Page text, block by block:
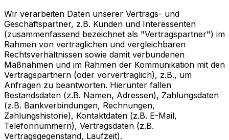
Wir verarbeiten Daten unserer Vertrags- und
Geschäftspartner, z.B. Kunden und Interessenten
(zusammenfassend bezeichnet als "Vertragspartner") im
Rahmen von vertraglichen und vergleichbaren
Rechtsverhältnissen sowie damit verbundenen
Maßnahmen und im Rahmen der Kommunikation mit den
Vertragspartnern (oder vorvertraglich), z.B., um
Anfragen zu beantworten. Hierunter fallen
Bestandsdaten (z.B. Namen, Adressen), Zahlungsdaten
(z.B. Bankverbindungen, Rechnungen,
Zahlungshistorie), Kontaktdaten (z.B. E-Mail,
Telefonnummern), Vertragsdaten (z.B.
Vertragsgegenstand, Laufzeit).